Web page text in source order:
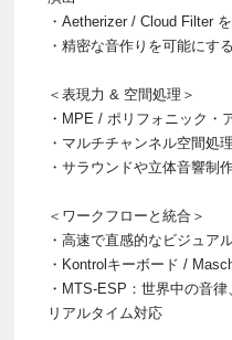
・Aetherizer / Cloud Filter
・精密な音作りを可能にす
＜表現力 & 空間処理＞
・MPE / ポリフォニック・
・マルチチャンネル空間処
・サラウンドや立体音響制
＜ワークフローと統合＞
・高速で直感的なビジュア
・Kontrolキーボード /
・MTS-ESP：世界中の音
リアルタイム対応